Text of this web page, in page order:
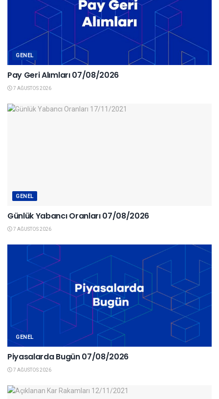
GENEL
Pay Geri Alımları 07/08/2026
7 AĞUSTOS 2026
GENEL
Günlük Yabancı Oranları 07/08/2026
7 AĞUSTOS 2026
GENEL
Piyasalarda Bugün 07/08/2026
7 AĞUSTOS 2026